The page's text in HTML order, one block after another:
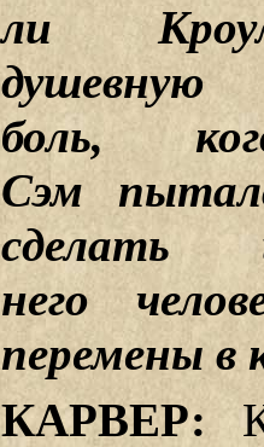
ли
душевную
боль,
Сэм
сделать
него
перемены в
КАРВЕР: